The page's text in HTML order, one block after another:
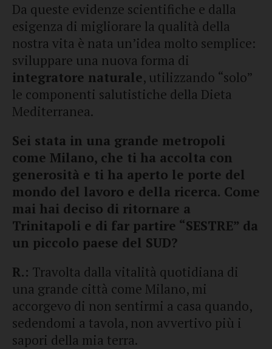
Da queste evidenze scientifiche e dalla
esigenza di migliorare la qualità della
nostra vita è nata un’idea molto semplice:
sviluppare una nuova forma di
integratore naturale, utilizzando “solo”
le componenti salutistiche della Dieta
Mediterranea.
Sei stata in una grande metropoli
come Milano, che ti ha accolta con
generosità e ti ha aperto le porte del
mondo del lavoro e della ricerca. Come
mai hai deciso di ritornare a
Trinitapoli e di far partire “SESTRE” da
un piccolo paese del SUD?
R.: Travolta dalla vitalità quotidiana di
una grande città come Milano, mi
accorgevo di non sentirmi a casa quando,
sedendomi a tavola, non avvertivo più i
sapori della mia terra.